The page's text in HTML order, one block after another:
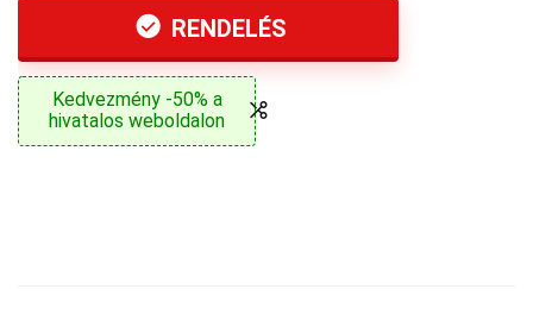
RENDELÉS
Kedvezmény -50% a
hivatalos weboldalon